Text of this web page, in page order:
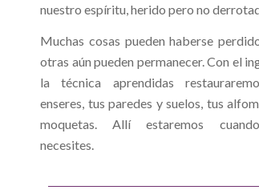
nuestro espíritu, herido pero no
Muchas cosas pueden haberse
otras aún pueden permanecer. Con el
la técnica aprendidas
enseres, tus paredes y suelos, tus
moquetas. Allí estaremos
necesites.